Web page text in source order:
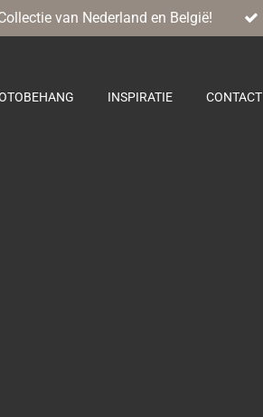
van Nederland en België!
INSPIRATIE CONTACT